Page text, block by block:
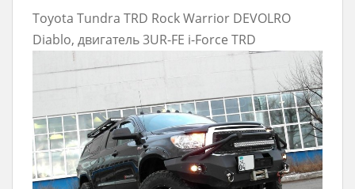
Toyota Tundra TRD Rock Warrior DEVOLRO
Diablo, двигатель 3UR-FE i-Force TRD